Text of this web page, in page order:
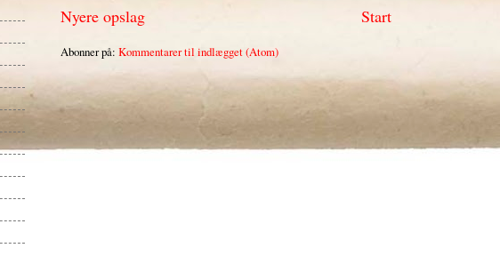
Nyere opslag Start
Abonner på: Kommentarer til indlægget (Atom)